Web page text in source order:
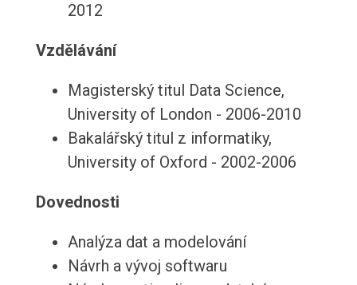
2012
Vzdělávání
Magisterský titul Data Science,
University of London - 2006-2010
Bakalářský titul z informatiky,
University of Oxford - 2002-2006
Dovednosti
Analýza dat a modelování
Návrh a vývoj softwaru